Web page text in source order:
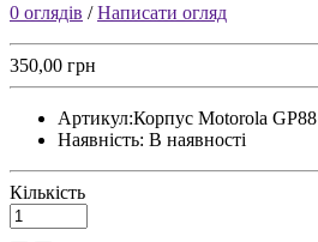
0 оглядів /Написати огляд
350,00 грн
Артикул:Корпус Motorola GP88
Наявність: В наявності
Кількість